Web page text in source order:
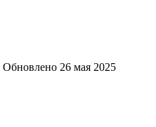
Обновлено 26 мая 2025